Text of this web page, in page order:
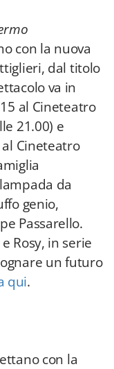
con la nuova
dal titolo
va in
al Cineteatro
21.00) e
Cineteatro
da
genio,
Passarello.
Rosy, in serie
un futuro
qui.
con la